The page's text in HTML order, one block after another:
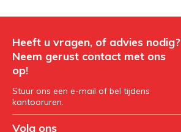
Heeft u vragen, of advies nodig?
Neem gerust contact met ons
op!
Stuur ons een e-mail of bel tijdens
kantooruren.
Volg ons